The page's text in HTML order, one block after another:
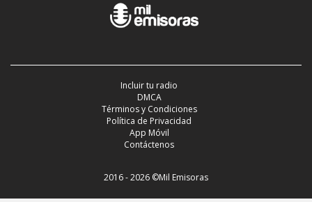
Incluir tu radio
DMCA
Términos y Condiciones
Política de Privacidad
App Móvil
Contáctenos
2016 - 2026 ©Mil Emisoras